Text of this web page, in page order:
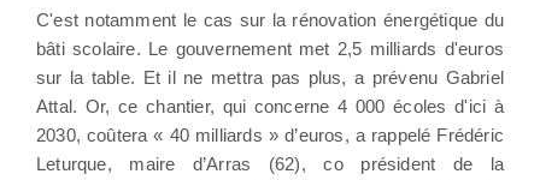
C'est notamment le cas sur la rénovation énergétique du
bâti scolaire. Le gouvernement met 2,5 milliards d'euros
sur la table. Et il ne mettra pas plus, a prévenu Gabriel
Attal. Or, ce chantier, qui concerne 4 000 écoles d'ici à
2030, coûtera « 40 milliards » d’euros, a rappelé Frédéric
Leturque, maire d’Arras (62), co président de la